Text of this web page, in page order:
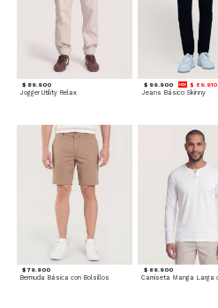
$ 89.900
Jogger Utility Relax
$ 99.900 $ 89.910
Jeans Básico Skinny
$ 79.900
Bermuda Básica con Bolsillos
$ 69.900